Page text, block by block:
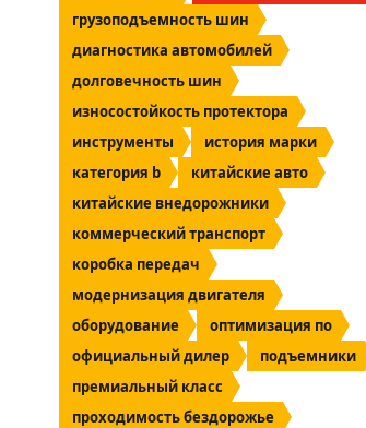
грузоподъемность шин
диагностика автомобилей
долговечность шин
износостойкость протектора
инструменты
история марки
категория b
китайские авто
китайские внедорожники
коммерческий транспорт
коробка передач
модернизация двигателя
оборудование
оптимизация по
официальный дилер
подъемники
премиальный класс
проходимость бездорожье